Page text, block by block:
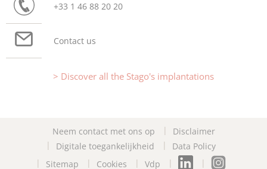
+33 1 46 88 20 20
Contact us
Discover all the Stago's implantations
Neem contact met ons op
Disclaimer
Digitale toegankelijkheid
Data Policy
Sitemap
Cookies Vdp